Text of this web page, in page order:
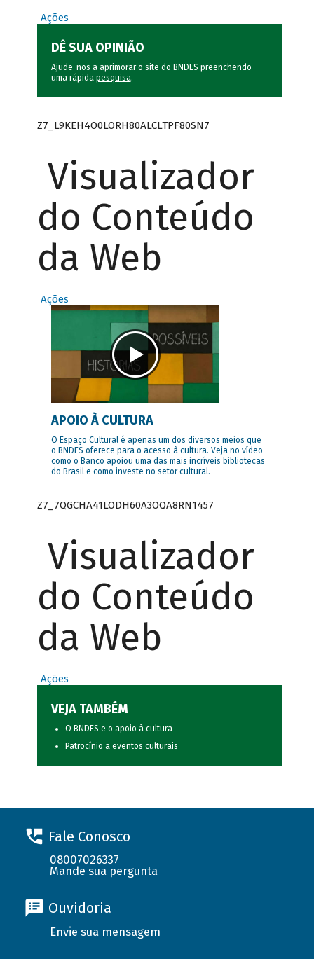
Ações
DÊ SUA OPINIÃO
Ajude-nos a aprimorar o site do BNDES preenchendo
uma rápida pesquisa.
Z7_L9KEH4O0LORH80ALCLTPF80SN7
Visualizador
do Conteúdo
da Web
Ações
APOIO À CULTURA
O Espaço Cultural é apenas um dos diversos meios que
o BNDES oferece para o acesso à cultura. Veja no vídeo
como o Banco apoiou uma das mais incríveis bibliotecas
do Brasil e como investe no setor cultural.
Z7_7QGCHA41LODH60A3OQA8RN1457
Visualizador
do Conteúdo
da Web
Ações
VEJA TAMBÉM
O BNDES e o apoio à cultura
Patrocínio a eventos culturais
Fale Conosco
08007026337
Mande sua pergunta
Ouvidoria
Envie sua mensagem